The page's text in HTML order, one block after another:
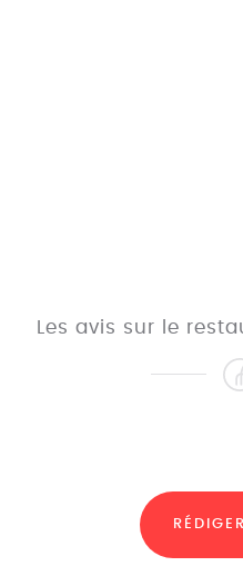
Les avis sur le